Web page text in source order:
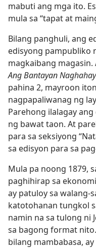
mabuti ang mga ito.
mula sa “tapat at
Bilang panghuli, ang
edisyong pampubliko
magkaibang
Ang Bantayan
pahina 2, mayroon
nagpapaliwanag ng
Parehong ilalagay
ng bawat taon. At
para sa seksiyong
sa edisyon para sa
Mula pa noong 1879,
paghihirap sa
ay patuloy sa walang-
katotohanan tungkol
namin na sa tulong ni
sa bagong format
bilang mambabasa,